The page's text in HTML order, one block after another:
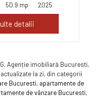
50.9 mp 2025
detalii
Agenție imobiliară Bucuresti,
la zi, din categorii
Bucuresti, apartamente de
de vânzare Bucuresti,